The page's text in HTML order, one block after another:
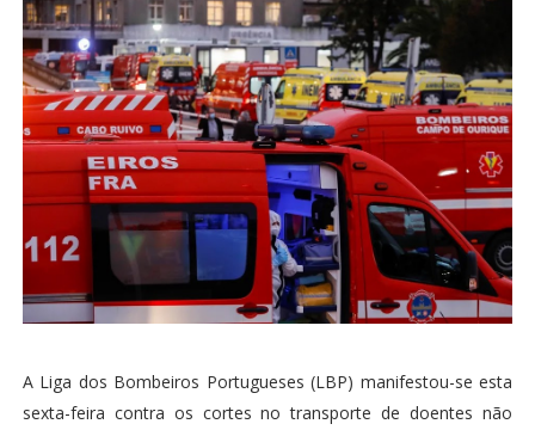
A Liga dos Bombeiros Portugueses (LBP) manifestou-se esta
sexta-feira contra os cortes no transporte de doentes não